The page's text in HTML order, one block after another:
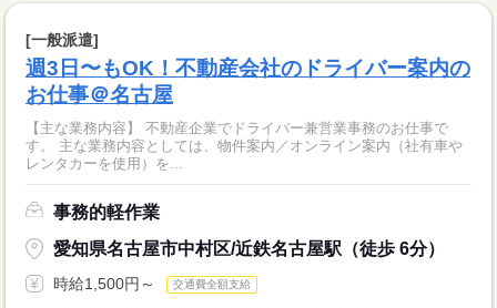
[一般派遣]
週3日〜もOK！不動産会社のドライバー案内の
お仕事＠名古屋
【主な業務内容】 不動産企業でドライバー兼営業事務のお仕事で
す。 主な業務内容としては、物件案内／オンライン案内（社有車や
レンタカーを使用）を...
事務的軽作業
愛知県名古屋市中村区/近鉄名古屋駅（徒歩 6分）
時給1,500円～ 交通費全額支給